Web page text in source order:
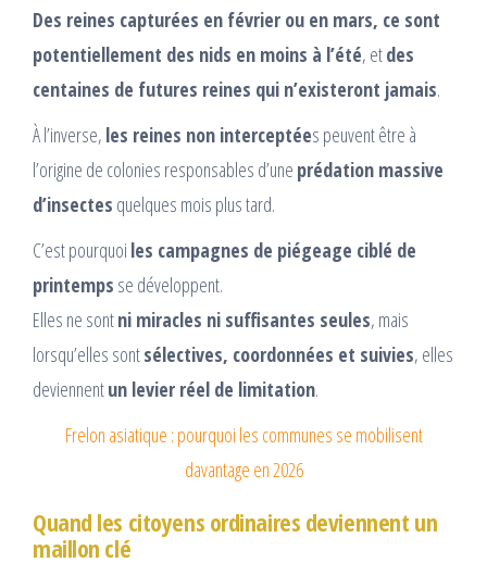
Des reines capturées en février ou en mars, ce sont
potentiellement des nids en moins à l’été, etdes
centaines de futures reines qui n’existeront jamais.
À l’inverse, les reines non interceptées peuvent être à
l’origine de colonies responsables d’une prédation massive
d’insectes quelques mois plus tard.
C’est pourquoi les campagnes de piégeage ciblé de
printemps se développent.
Elles ne sontni miracles ni suffisantes seules, mais
lorsqu’elles sontsélectives, coordonnées et suivies, elles
deviennentun levier réel de limitation.
Frelon asiatique : pourquoi les communes se mobilisent
davantage en 2026
Quand les citoyens ordinaires deviennent un
maillon clé